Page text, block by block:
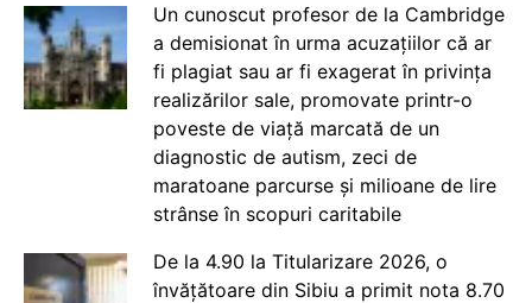
Un cunoscut profesor de la Cambridge
a demisionat în urma acuzațiilor că ar
fi plagiat sau ar fi exagerat în privința
realizărilor sale, promovate printr-o
poveste de viață marcată de un
diagnostic de autism, zeci de
maratoane parcurse și milioane de lire
strânse în scopuri caritabile
De la 4.90 la Titularizare 2026, o
învățătoare din Sibiu a primit nota 8.70